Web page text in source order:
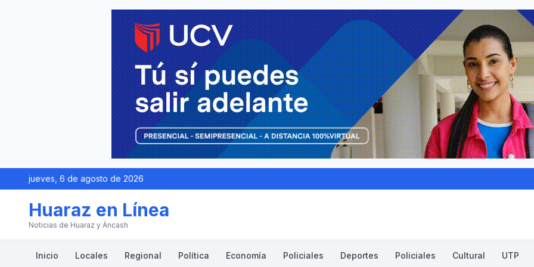
jueves, 6 de agosto de 2026
Huaraz en Línea
Noticias de Huaraz y Áncash
Inicio Locales Regional Política Economía Policiales Deportes Policiales Cultural UTP